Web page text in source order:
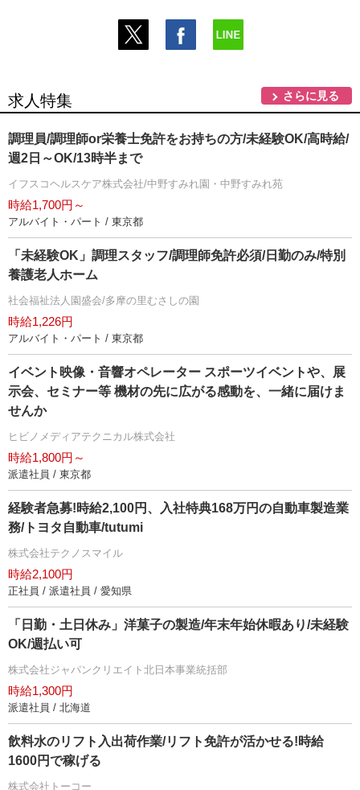
求人特集 さらに見る
調理員/調理師or栄養士免許をお持ちの方/未経験OK/高時給/
週2日～OK/13時半まで
イフスコヘルスケア株式会社/中野すみれ園・中野すみれ苑
時給1,700円～
アルバイト・パート / 東京都
「未経験OK」調理スタッフ/調理師免許必須/日勤のみ/特別
養護老人ホーム
社会福祉法人園盛会/多摩の里むさしの園
時給1,226円
アルバイト・パート / 東京都
イベント映像・音響オペレーター スポーツイベントや、展
示会、セミナー等 機材の先に広がる感動を、一緒に届けま
せんか
ヒビノメディアテクニカル株式会社
時給1,800円～
派遣社員 / 東京都
経験者急募!時給2,100円、入社特典168万円の自動車製造業
務/トヨタ自動車/tutumi
株式会社テクノスマイル
時給2,100円
正社員 / 派遣社員 / 愛知県
「日勤・土日休み」洋菓子の製造/年末年始休暇あり/未経験
OK/週払い可
株式会社ジャパンクリエイト北日本事業統括部
時給1,300円
派遣社員 / 北海道
飲料水のリフト入出荷作業/リフト免許が活かせる!時給
1600円で稼げる
株式会社トーコー